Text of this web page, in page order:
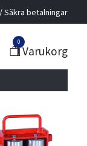
Säkra betalningar
0
Varukorg